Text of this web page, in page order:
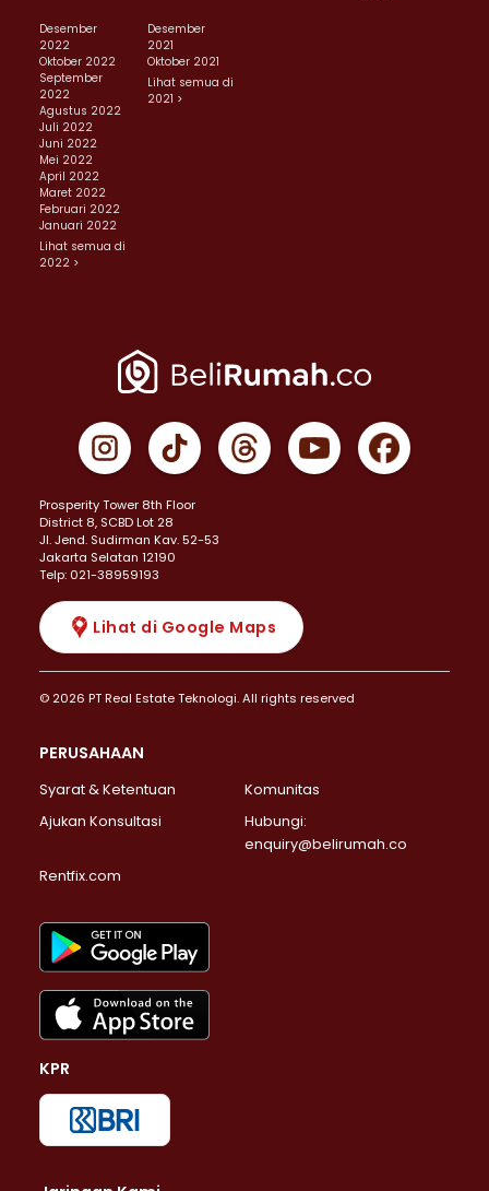
Desember
2022
Oktober 2022
September
2022
Agustus 2022
Juli 2022
Juni 2022
Mei 2022
April 2022
Maret 2022
Februari 2022
Januari 2022
Lihat semua di
2022 >
Desember
2021
Oktober 2021
Lihat semua di
2021 >
Prosperity Tower 8th Floor
District 8, SCBD Lot 28
JI. Jend. Sudirman Kav. 52-53
Jakarta Selatan 12190
Telp: 021-38959193
Lihat di Google Maps
© 2026 PT Real Estate Teknologi. All rights reserved
PERUSAHAAN
Syarat & Ketentuan
Komunitas
Ajukan Konsultasi
Hubungi:
enquiry@belirumah.co
Rentfix.com
KPR